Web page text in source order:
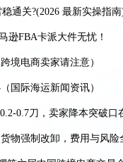
！
相2026赛狐ERP跨境AI增
人如何破局？
准化仓库正式启用！
单入库，守护每一份跨境
案超11亿
通关?(2026 最新实操指南
逊FBA卡派大件无忧！
境电商卖家请注意）
国际海运新闻资讯）
0.7刀，卖家降本突破口
物强制改卸，费用与风险